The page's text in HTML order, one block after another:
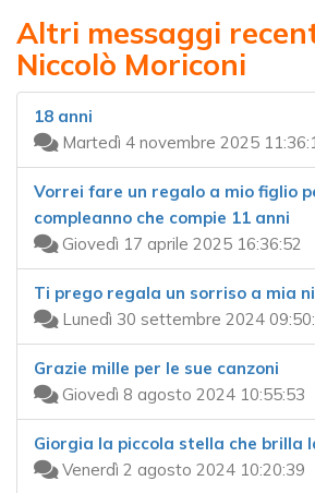
Altri messaggi
Niccolò Moriconi
18 anni
Martedì 4 novembre 2025
Vorrei fare un regalo a mio figlio
compleanno che compie 11 anni
Giovedì 17 aprile 2025 16:36:52
Ti prego regala un sorriso a mia
Lunedì 30 settembre 2024
Grazie mille per le sue canzoni
Giovedì 8 agosto 2024 10:55:53
Giorgia la piccola stella che brilla
Venerdì 2 agosto 2024 10:20:39